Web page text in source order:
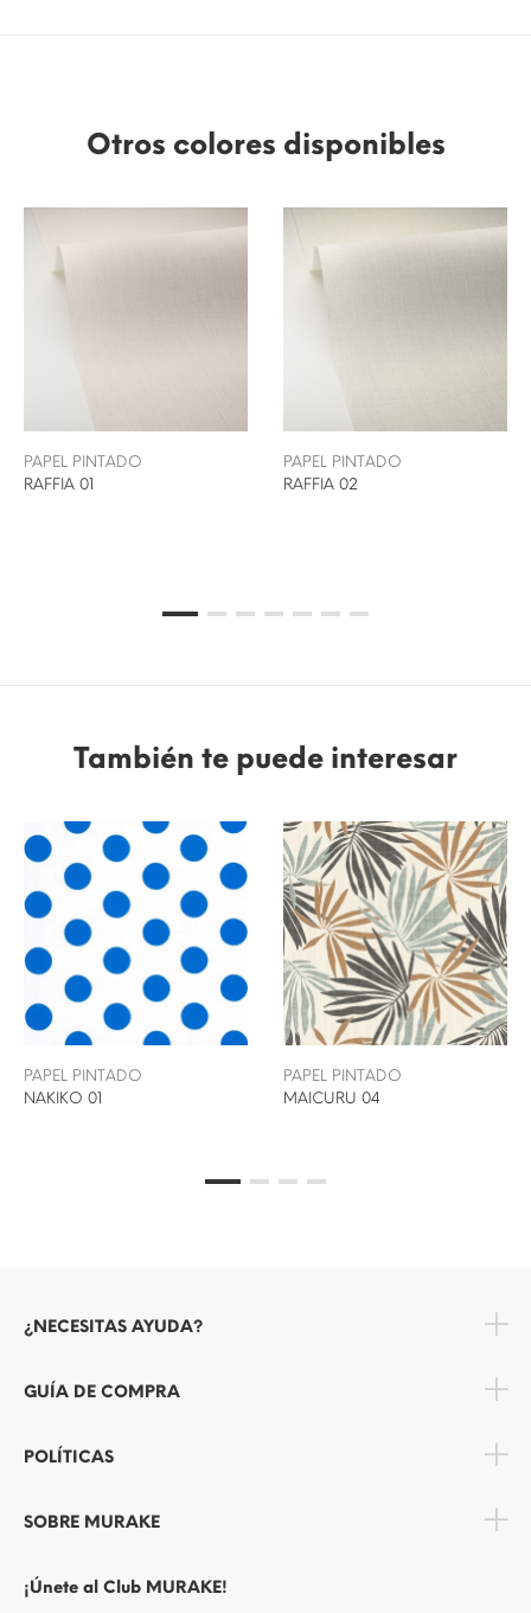
Otros colores disponibles
PAPEL PINTADO
RAFFIA 01
PAPEL PINTADO
RAFFIA 02
También te puede interesar
PAPEL PINTADO
NAKIKO 01
PAPEL PINTADO
MAICURU 04
¿NECESITAS AYUDA?
GUÍA DE COMPRA
POLÍTICAS
SOBRE MURAKE
¡Únete al Club MURAKE!